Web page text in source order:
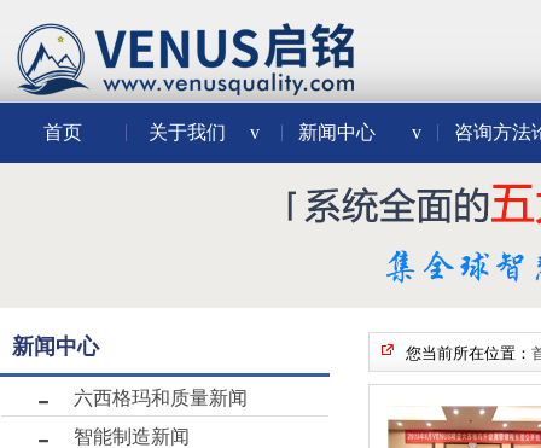
首页 关于我们 v 新闻中心 v 咨询方法
新闻中心
六西格玛和质量新闻
智能制造新闻
您当前所在位置：